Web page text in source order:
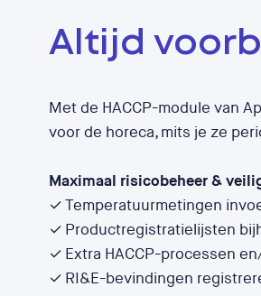
Altijd
Met de HACCP-module van
voor de horeca, mits je ze
Maximaal risicobeheer &
✓ Temperatuurmetingen
✓ Productregistratielijsten
✓ Extra HACCP-processen
✓ RI&E-bevindingen